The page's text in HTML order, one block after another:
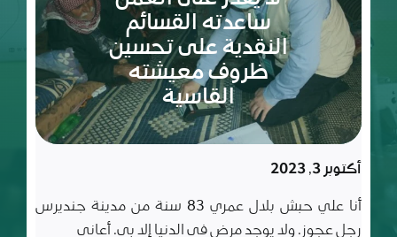
مليء
بالتحديات
سبتمبر 10, 2023
ريم طفلة لم تكمل ربيعاها التاسع بعد، شعلة متوقدة
في العلم والأدب والأخلاق، تعيش مع أسرة تتألف من أب
وأم